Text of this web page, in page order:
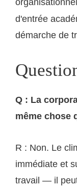
d'entrée
démarche de
Q : La
même chose
R : Non. Le
immédiate et
travail — il